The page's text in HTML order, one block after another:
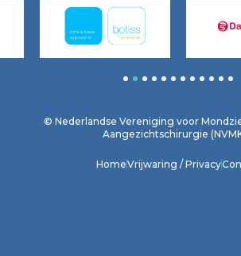
5 6 7 8 9 1011 12
© Nederlandse Vereniging voor
Aangezichtschirurgie
HomeVrijwaring / Privacy